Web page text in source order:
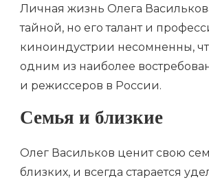
Личная жизнь Олега
тайной, но его талант и
киноиндустрии несомненны,
одним из наиболее
и режиссеров в России.
Семья и близкие
Олег Васильков ценит свою
близких, и всегда старается